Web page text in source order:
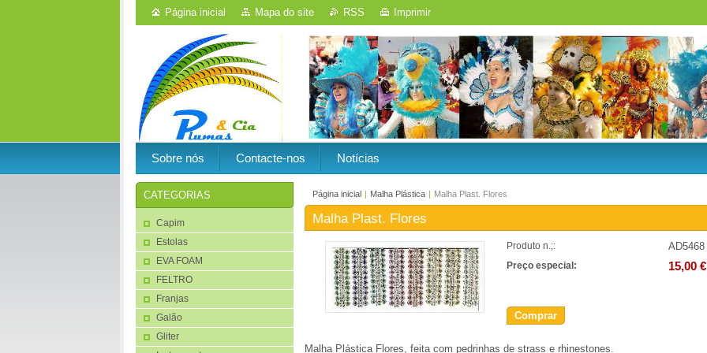
Página inicial Mapa do site RSS Imprimir
Sobre nós Contacte-nos Notícias
Página inicial | Malha Plástica | Malha Plast. Flores
Malha Plast. Flores
Produto n.;: AD5468
Preço especial: 15,00 €
Comprar
Malha Plástica Flores, feita com pedrinhas de strass e rhinestones.
CATEGORIAS
Capim
Estolas
EVA FOAM
FELTRO
Franjas
Galão
Gliter